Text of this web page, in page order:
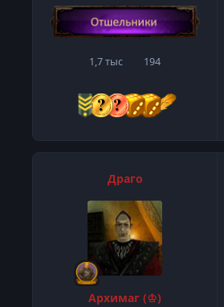
1,7 тыссообщения
194
Репутация
Драго
Архимаг (♔)